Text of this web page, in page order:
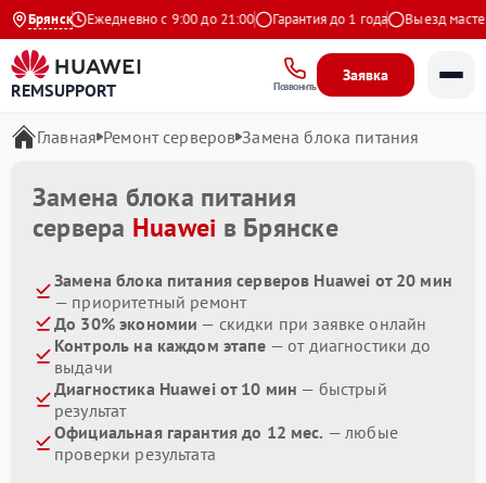
Брянск
Яндекс Ежедневно с 9:00 до 21:00 Гарантия до 1 года Выезд мастера
REMSUPPORT Позвонить
Заявка
Главная Ремонт серверов Замена блока питания
Замена блока питания
сервера Huawei в Брянске
Замена блока питания серверов Huawei от 20 мин
— приоритетный ремонт
До 30% экономии — скидки при заявке онлайн
Контроль на каждом этапе — от диагностики до
выдачи
Диагностика Huawei от 10 мин — быстрый
результат
Официальная гарантия до 12 мес. — любые
проверки результата